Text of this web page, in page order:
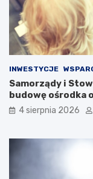
INWESTYCJE
Samorządy i
budowę ośrodka
4 sierpnia 2026